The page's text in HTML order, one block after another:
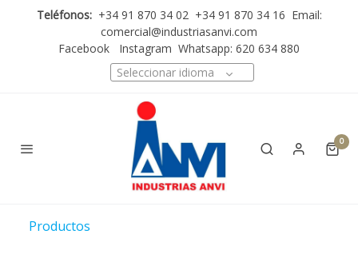
Teléfonos: +34 91 870 34 02 +34 91 870 34 16 Email:
comercial@industriasanvi.com
Facebook
Instagram Whatsapp: 620 634 880
Seleccionar idioma
0
Productos